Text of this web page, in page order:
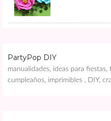
PartyPop DIY
manualidades, ideas para
cumpleaños, imprimibles , DIY,